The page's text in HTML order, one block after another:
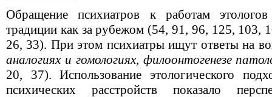
Обращение психиатров к работам
традиции как за рубежом (54, 91, 96, 125, 103,
26, 33). При этом психиатры ищут ответы на
аналогиях и гомологиях, филоонтогенезе
20, 37). Использование этологического
психических расстройств показало